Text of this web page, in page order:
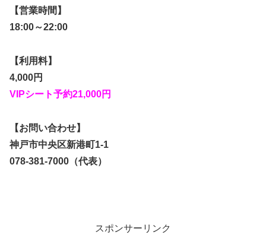
【営業時間】
18:00～22:00
【利用料】
4,000円
VIPシート予約21,000円
【お問い合わせ】
神戸市中央区新港町1-1
078-381-7000（代表）
スポンサーリンク